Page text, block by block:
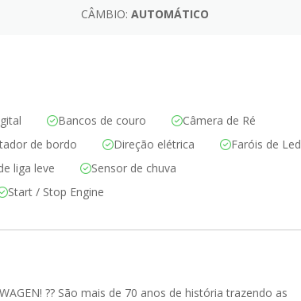
CÂMBIO: AUTOMÁTICO
Bancos de couro
Câmera de Ré
de bordo Direção elétrica
Faróis de Led
liga leve
Sensor de chuva
Start / Stop Engine
?? São mais de 70 anos de história trazendo as